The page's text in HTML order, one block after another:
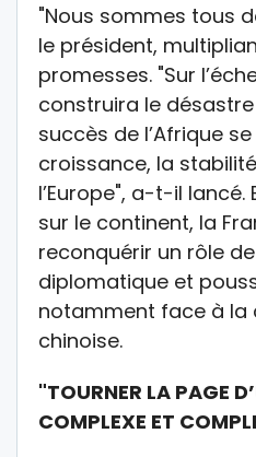
"Nous sommes tous
le président,
promesses. "Sur
construira le désastre
succès de l’Afrique
croissance, la
l’Europe", a-t-il
sur le continent, la
reconquérir un rôle
diplomatique et
notamment face à la
chinoise.
"TOURNER LA PAGE
COMPLEXE ET